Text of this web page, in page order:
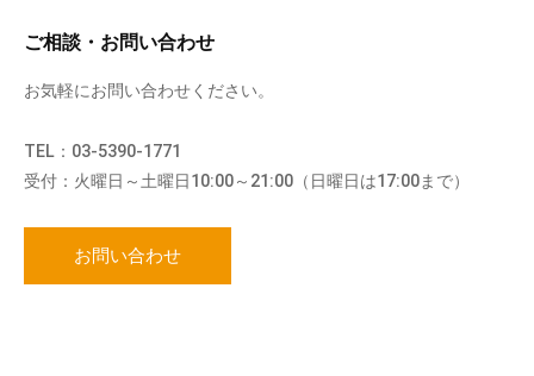
ご相談・お問い合わせ
お気軽にお問い合わせください。
TEL：03-5390-1771
受付：火曜日～土曜日10:00～21:00（日曜日は17:00まで）
お問い合わせ